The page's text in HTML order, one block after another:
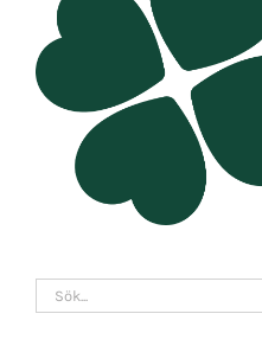
Sök
efter: